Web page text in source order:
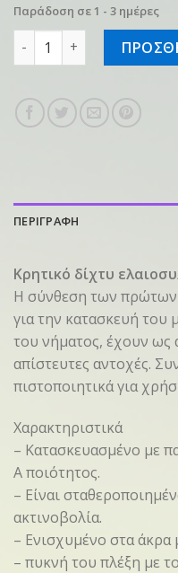
Παράδοση σε 1 - 3 ημέρες
MITOS COMPACT 120gr
ΠΕΡΙΓΡΑΦΗ
Κρητικό δίχτυ
Η σύνθεση των
για την κατασκευή του
του νήματος, έχουν ως
απίστευτες αντοχές.
πιστοποιητικά για
Χαρακτηριστικά
– Κατασκευασμένο με
Α ποιότητος.
– Είναι
ακτινοβολία.
– Ενισχυμένο στα άκρα
– πυκνή του πλέξη με